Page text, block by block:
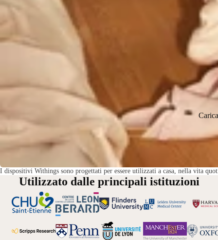
I dispositivi Withings sono progettati per essere utilizzati a casa, nella vita
Utilizzato dalle principali istituzioni